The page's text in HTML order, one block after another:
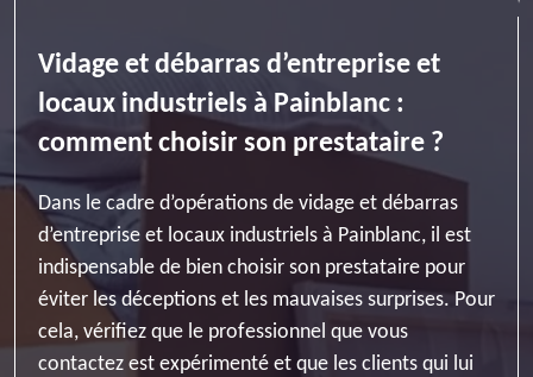
Vidage et débarras d’entreprise et
locaux industriels à Painblanc :
comment choisir son prestataire ?
Dans le cadre d’opérations de vidage et débarras
d’entreprise et locaux industriels à Painblanc, il est
indispensable de bien choisir son prestataire pour
éviter les déceptions et les mauvaises surprises. Pour
cela, vérifiez que le professionnel que vous
contactez est expérimenté et que les clients qui lui